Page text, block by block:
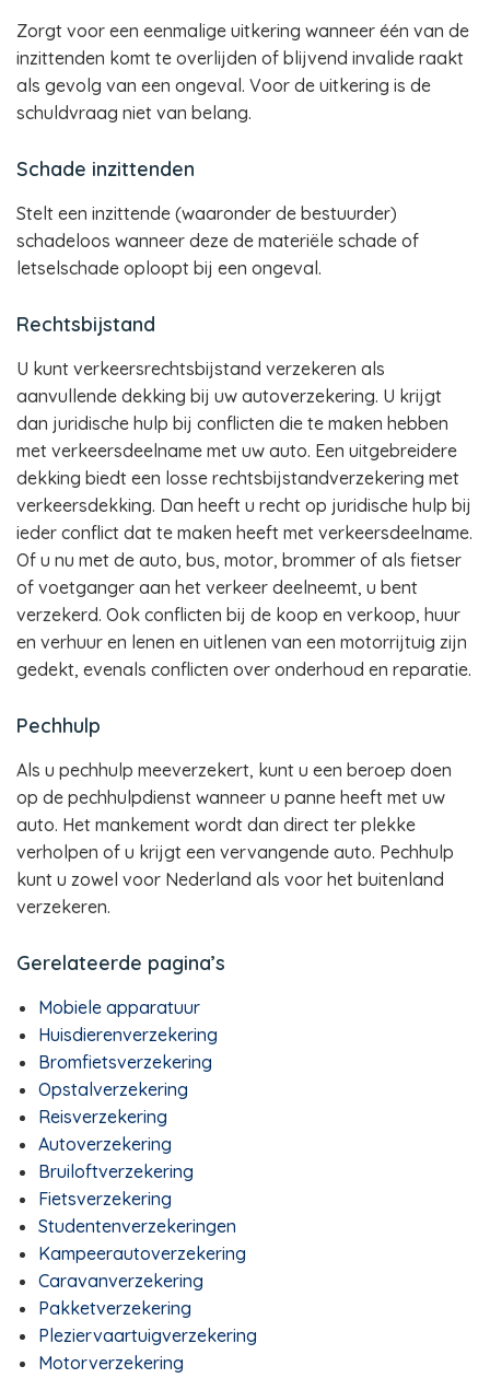
Zorgt voor een eenmalige uitkering wanneer één van de
inzittenden komt te overlijden of blijvend invalide raakt
als gevolg van een ongeval. Voor de uitkering is de
schuldvraag niet van belang.
Schade inzittenden
Stelt een inzittende (waaronder de bestuurder)
schadeloos wanneer deze de materiële schade of
letselschade oploopt bij een ongeval.
Rechtsbijstand
U kunt verkeersrechtsbijstand verzekeren als
aanvullende dekking bij uw autoverzekering. U krijgt
dan juridische hulp bij conflicten die te maken hebben
met verkeersdeelname met uw auto. Een uitgebreidere
dekking biedt een losse rechtsbijstandverzekering met
verkeersdekking. Dan heeft u recht op juridische hulp bij
ieder conflict dat te maken heeft met verkeersdeelname.
Of u nu met de auto, bus, motor, brommer of als fietser
of voetganger aan het verkeer deelneemt, u bent
verzekerd. Ook conflicten bij de koop en verkoop, huur
en verhuur en lenen en uitlenen van een motorrijtuig zijn
gedekt, evenals conflicten over onderhoud en reparatie.
Pechhulp
Als u pechhulp meeverzekert, kunt u een beroep doen
op de pechhulpdienst wanneer u panne heeft met uw
auto. Het mankement wordt dan direct ter plekke
verholpen of u krijgt een vervangende auto. Pechhulp
kunt u zowel voor Nederland als voor het buitenland
verzekeren.
Gerelateerde pagina’s
Mobiele apparatuur
Huisdierenverzekering
Bromfietsverzekering
Opstalverzekering
Reisverzekering
Autoverzekering
Bruiloftverzekering
Fietsverzekering
Studentenverzekeringen
Kampeerautoverzekering
Caravanverzekering
Pakketverzekering
Pleziervaartuigverzekering
Motorverzekering